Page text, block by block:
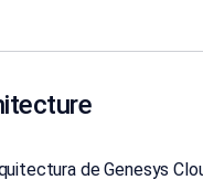
deGenesys